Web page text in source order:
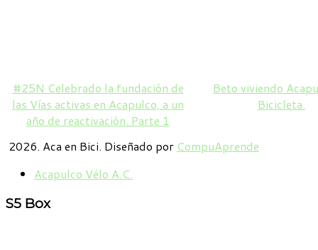
#25N Celebrado la fundación de
las Vías activas en Acapulco, a un
año de reactivación. Parte 1
Beto viviendo
Bicicleta.
2026. Aca en Bici. Diseñado por CompuAprende
Acapulco Vélo A.C.
S5 Box